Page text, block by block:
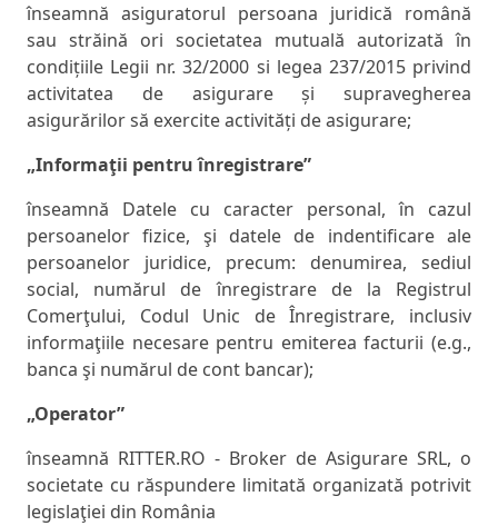
înseamnă asiguratorul persoana juridică română
sau străină ori societatea mutuală autorizată în
condițiile Legii nr. 32/2000 si legea 237/2015 privind
activitatea de asigurare și supravegherea
asigurărilor să exercite activități de asigurare;
„Informaţii pentru înregistrare”
înseamnă Datele cu caracter personal, în cazul
persoanelor fizice, şi datele de indentificare ale
persoanelor juridice, precum: denumirea, sediul
social, numărul de înregistrare de la Registrul
Comerţului, Codul Unic de Înregistrare, inclusiv
informaţiile necesare pentru emiterea facturii (e.g.,
banca şi numărul de cont bancar);
„Operator”
înseamnă RITTER.RO - Broker de Asigurare SRL, o
societate cu răspundere limitată organizată potrivit
legislaţiei din România